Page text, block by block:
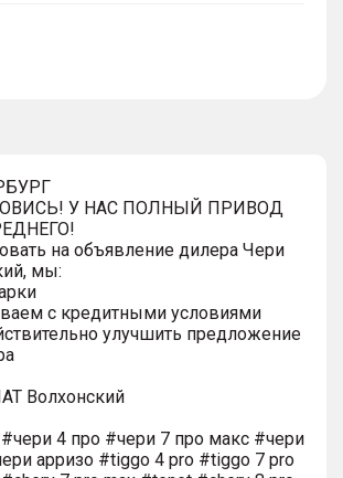
У НАС ПОЛНЫЙ ПРИВОД
на объявление дилера Чери
мы:
с кредитными условиями
улучшить предложение
Волхонский
4 про #чери 7 про макс #чери
арризо #tiggo 4 pro #tiggo 7 pro